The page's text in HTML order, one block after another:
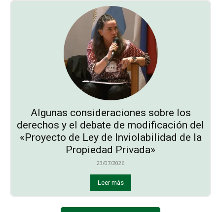
Algunas consideraciones sobre los
derechos y el debate de modificación del
«Proyecto de Ley de Inviolabilidad de la
Propiedad Privada»
23/07/2026
Leer más